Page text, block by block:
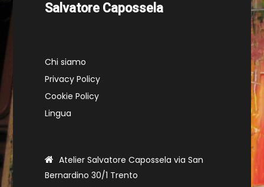
Salvatore Capossela
Chi siamo
Privacy Policy
Cookie Policy
Lingua
Atelier Salvatore Capossela via San
Bernardino 30/1 Trento